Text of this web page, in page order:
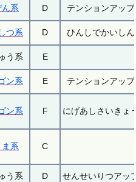
ん系 D テンションアップ
つ系 D ひんしでかいしん
う系 E
ン系 E テンションアップ
ン系 F にげあしさいきょ
ま系 C
う系 D せんせいりつアッ